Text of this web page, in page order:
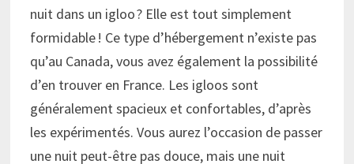
nuit dans un igloo ? Elle est tout simplement
formidable ! Ce type d’hébergement n’existe pas
qu’au Canada, vous avez également la possibilité
d’en trouver en France. Les igloos sont
généralement spacieux et confortables, d’après
les expérimentés. Vous aurez l’occasion de passer
une nuit peut-être pas douce, mais une nuit